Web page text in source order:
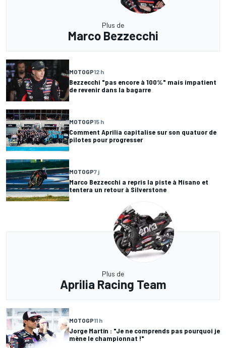
Plus de
Marco Bezzecchi
MOTOGP12 h
Bezzecchi "pas encore à 100%" mais impatient
de revenir dans la bagarre
MOTOGP15 h
Comment Aprilia capitalise sur son quatuor de
pilotes pour progresser
MOTOGP7 j
Marco Bezzecchi a repris la piste à Misano et
tentera un retour à Silverstone
Plus de
Aprilia Racing Team
MOTOGP11 h
Jorge Martín : "Je ne comprends pas pourquoi je
mène le championnat !"